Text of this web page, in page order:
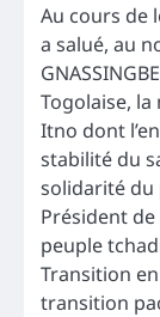
Au cours de
a salué, au
Togolaise,
Itno dont
stabilité du
solidarité du
Président
peuple
Transition
transition